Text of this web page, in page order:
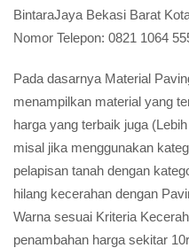
BintaraJaya Bekasi Barat
Nomor Telepon: 0821 1064
Pada dasarnya Material
menampilkan material yang
harga yang terbaik juga
misal jika menggunakan
pelapisan tanah dengan
hilang kecerahan dengan
Warna sesuai Kriteria
penambahan harga sekitar